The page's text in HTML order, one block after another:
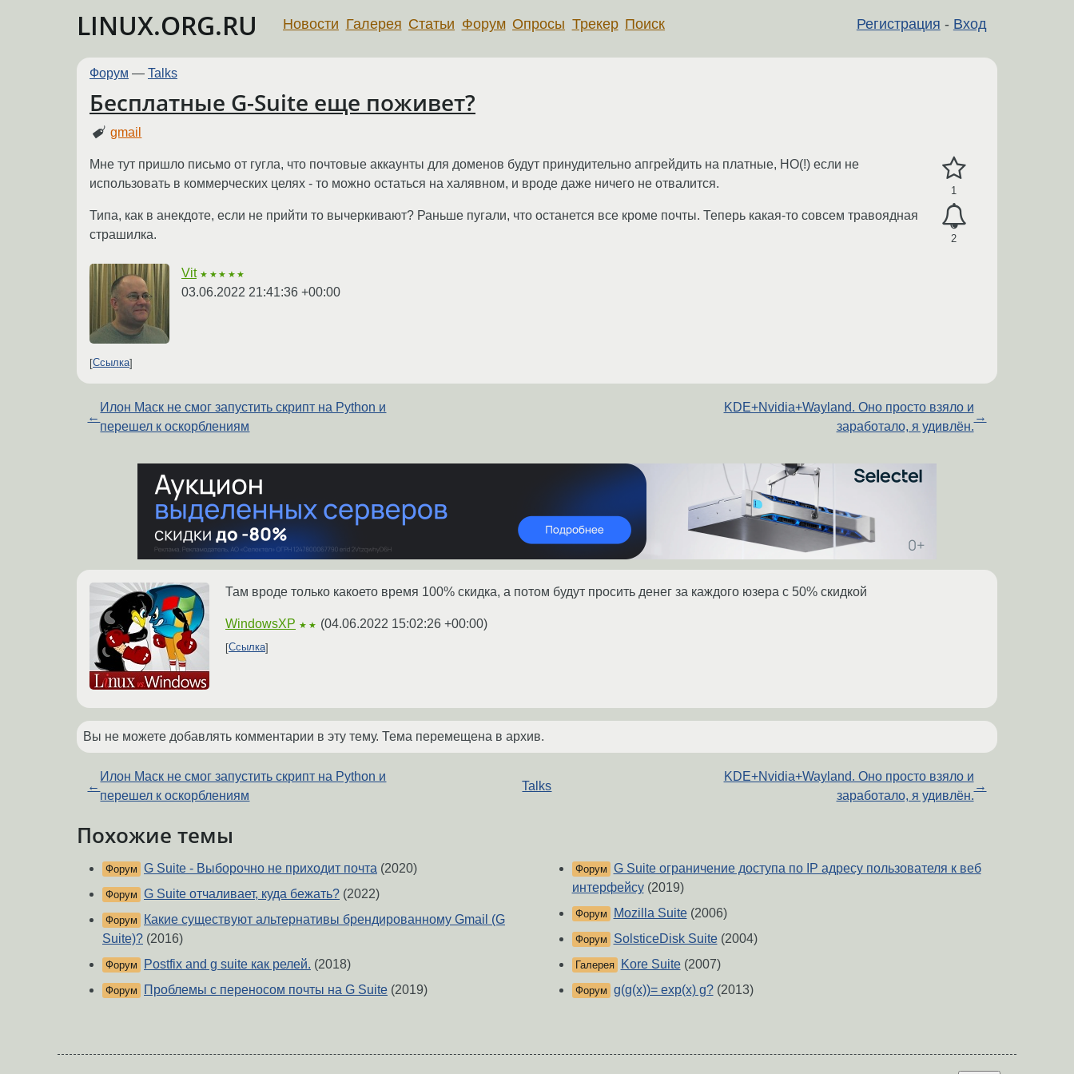
LINUX.ORG.RU Регистрация - Вход
Новости Галерея Статьи Форум Опросы Трекер Поиск
Форум — Talks
Бесплатные G-Suite еще поживет?
gmail
1
2
Мне тут пришло письмо от гугла, что почтовые аккаунты для доменов будут принудительно апгрейдить на платные, НО(!) если не
использовать в коммерческих целях - то можно остаться на халявном, и вроде даже ничего не отвалится.
Типа, как в анекдоте, если не прийти то вычеркивают? Раньше пугали, что останется все кроме почты. Теперь какая-то совсем травоядная
страшилка.
Vit ★★★★★
03.06.2022 21:41:36 +00:00
Ссылка
←
Илон Маск не смог запустить скрипт на Python и
перешел к оскорблениям
KDE+Nvidia+Wayland. Оно просто взяло и
заработало, я удивлён.
→
Там вроде только какоето время 100% скидка, а потом будут просить денег за каждого юзера с 50% скидкой
WindowsXP ★★ (04.06.2022 15:02:26 +00:00)
Ссылка
Вы не можете добавлять комментарии в эту тему. Тема перемещена в архив.
←
Илон Маск не смог запустить скрипт на Python и
перешел к оскорблениям
Talks
KDE+Nvidia+Wayland. Оно просто взяло и
заработало, я удивлён.
→
Похожие темы
Форум G Suite - Выборочно не приходит почта (2020)
Форум G Suite отчаливает, куда бежать? (2022)
Форум
Какие существуют альтернативы брендированному Gmail (G
Suite)? (2016)
Форум Postfix and g suite как релей. (2018)
Форум Проблемы с переносом почты на G Suite (2019)
Форум G Suite ограничение доступа по IP адресу пользователя к веб
интерфейсу(2019)
Форум Mozilla Suite(2006)
Форум SolsticeDisk Suite(2004)
Галерея Kore Suite(2007)
Форум g(g(x))= exp(x) g?(2013)